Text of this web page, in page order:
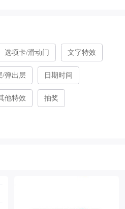
选项卡/滑动门 文字特效
/弹出层 日期时间
他特效 抽奖